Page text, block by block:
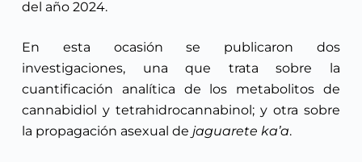
del año 2024.
En esta ocasión se publicaron dos
investigaciones, una que trata sobre la
cuantificación analítica de los metabolitos de
cannabidiol y tetrahidrocannabinol; y otra sobre
la propagación asexual de jaguarete ka’a.